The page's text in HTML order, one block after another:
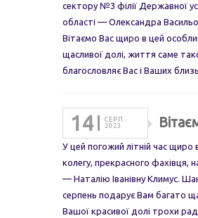
сектору №3 філії Державної
області — Олександра
Вітаємо Вас щиро в цей
щасливої долі, життя саме
благословляє Вас і Ваших
14
СЕРП.
2023
У цей погожий літній час
колегу, прекрасного фахівця,
— Наталію Іванівну Климус.
серпень подарує Вам багато
Вашої красивої долі трохи